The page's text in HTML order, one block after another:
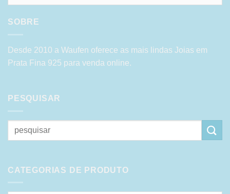
SOBRE
Desde 2010 a Waufen oferece as mais lindas Joias em
Prata Fina 925 para venda online.
PESQUISAR
Pesquisar
por:
CATEGORIAS DE PRODUTO